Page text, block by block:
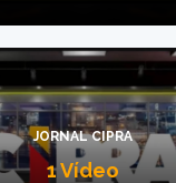
JORNAL CIPRA
1 Vídeo